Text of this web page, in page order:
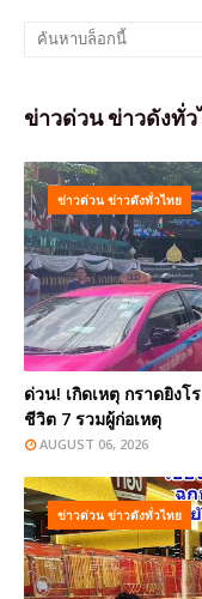
ข่าวด่วน ข่าวดังทั่ว
ข่าวด่วน ข่าวดังทั่วไทย
ด่วน! เกิดเหตุ กราดยิง
ชีวิต 7 รวมผู้ก่อเหตุ
AUGUST 06, 2026
ข่าวด่วน ข่าวดังทั่วไทย